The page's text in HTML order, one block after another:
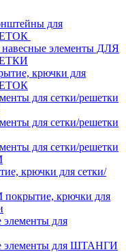
для
элементы ДЛЯ
крючки для
для сетки/решетки
для сетки/решетки
для сетки/решетки
крючки для сетки/
крючки для
для
элементы для ШТАНГИ